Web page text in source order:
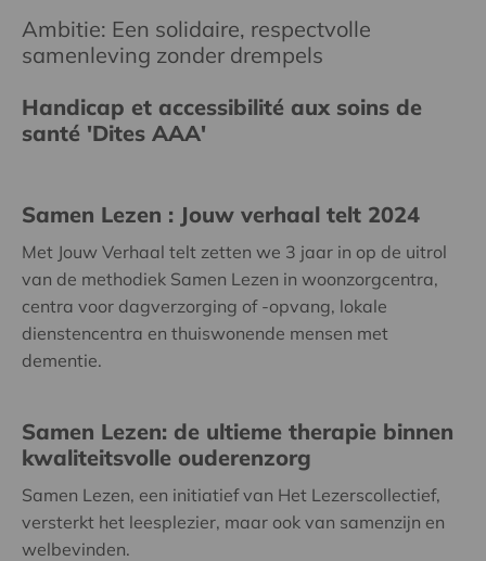
Ambitie: Een solidaire, respectvolle
samenleving zonder drempels
Handicap et accessibilité aux soins de
santé 'Dites AAA'
Samen Lezen : Jouw verhaal telt 2024
Met Jouw Verhaal telt zetten we 3 jaar in op de uitrol
van de methodiek Samen Lezen in woonzorgcentra,
centra voor dagverzorging of -opvang, lokale
dienstencentra en thuiswonende mensen met
dementie.
Samen Lezen: de ultieme therapie binnen
kwaliteitsvolle ouderenzorg
Samen Lezen, een initiatief van Het Lezerscollectief,
versterkt het leesplezier, maar ook van samenzijn en
welbevinden.